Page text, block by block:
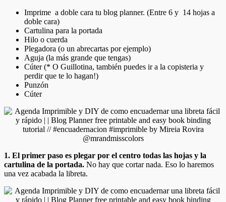
Imprime a doble cara tu blog planner. (Entre 6 y 14 hojas a
doble cara)
Cartulina para la portada
Hilo o cuerda
Plegadora (o un abrecartas por ejemplo)
Aguja (la más grande que tengas)
Cúter (* O Guillotina, también puedes ir a la copisteria y
perdir que te lo hagan!)
Punzón
Cúter
1. El primer paso es plegar por el centro todas las hojas y la
cartulina de la portada. No hay que cortar nada. Eso lo haremos
una vez acabada la libreta.